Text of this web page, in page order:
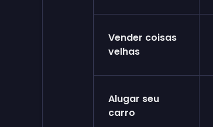
Vender coisas
velhas
Alugar seu
carro